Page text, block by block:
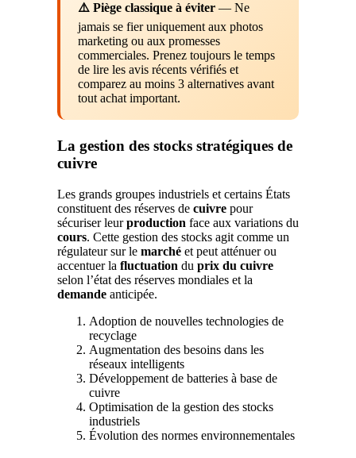
⚠️ Piège classique à éviter — Ne
jamais se fier uniquement aux photos
marketing ou aux promesses
commerciales. Prenez toujours le temps
de lire les avis récents vérifiés et
comparez au moins 3 alternatives avant
tout achat important.
La gestion des stocks stratégiques de
cuivre
Les grands groupes industriels et certains États
constituent des réserves de cuivre pour
sécuriser leurproduction face aux variations du
cours. Cette gestion des stocks agit comme un
régulateur sur le marché et peut atténuer ou
accentuer la fluctuation du prix du cuivre
selon l’état des réserves mondiales et la
demande anticipée.
Adoption de nouvelles technologies de
recyclage
Augmentation des besoins dans les
réseaux intelligents
Développement de batteries à base de
cuivre
Optimisation de la gestion des stocks
industriels
Évolution des normes environnementales